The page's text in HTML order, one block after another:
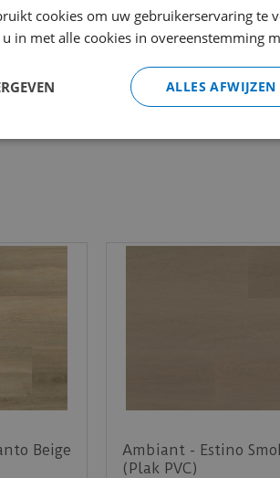
Laminaat
3
Beige
Ambiant - Estino
(Plak PVC)
cookies om uw gebruikerservaring te
in met alle cookies in overeenstemming
ALLES AFWIJZEN